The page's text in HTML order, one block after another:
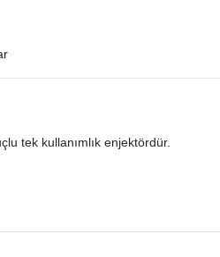
tek kullanımlık enjektördür.